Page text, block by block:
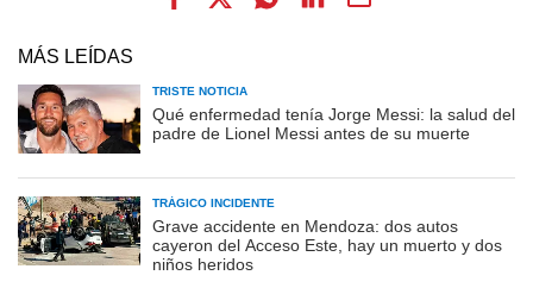
MÁS LEÍDAS
TRISTE NOTICIA
Qué enfermedad tenía Jorge Messi: la salud del
padre de Lionel Messi antes de su muerte
TRÁGICO INCIDENTE
Grave accidente en Mendoza: dos autos
cayeron del Acceso Este, hay un muerto y dos
niños heridos